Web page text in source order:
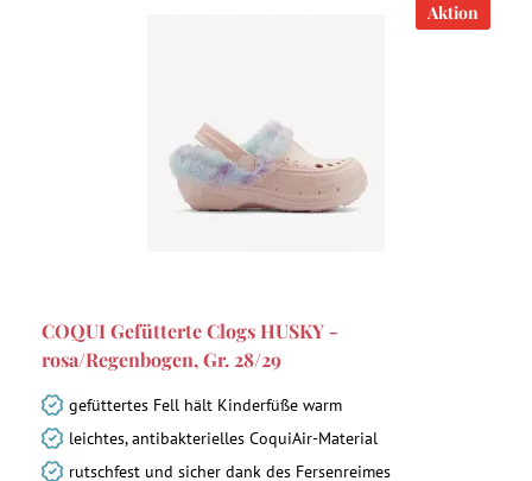
Aktion
COQUI Gefütterte Clogs HUSKY -
rosa/Regenbogen, Gr. 28/29
gefüttertes Fell hält Kinderfüße warm
leichtes, antibakterielles CoquiAir-Material
rutschfest und sicher dank des Fersenreimes